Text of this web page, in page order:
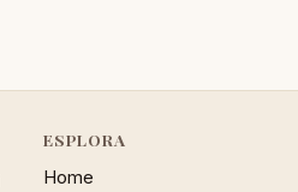
ESPLORA
Home